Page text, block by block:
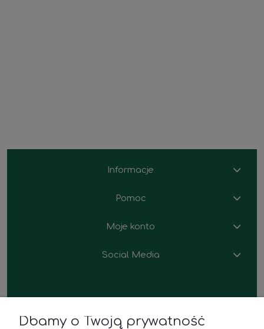
Informacje
Pomoc
Moje konto
Social Media
Dbamy o Twoją prywatność